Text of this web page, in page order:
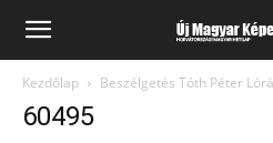
Kezdőlap Beszélgetés Tóth Péter
60495